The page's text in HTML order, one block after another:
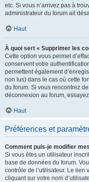
etc. Si vous n’arrivez pas à
administrateur du forum ait
Haut
À quoi sert « Supprimer les
Cette option vous permet
conservent votre
permettent également
non lus) dans le cas où cette
du forum. Si vous rencontrez
déconnexion au forum,
Haut
Préférences et
Comment puis-je modifier
Si vous êtes un utilisateur
base de données du forum.
contrôle de l’utilisateur. Le lien
cliquant sur votre nom